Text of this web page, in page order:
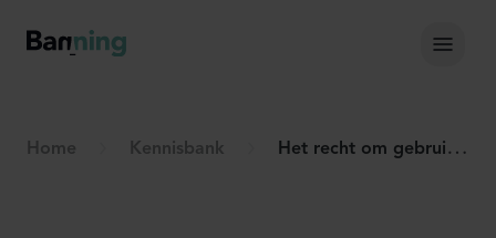
Home Kennisbank Het recht om gebruik te mogen maken van een dakterras is geen kwalitatief recht